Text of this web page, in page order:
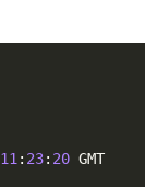
11 : 23: 20 GMT